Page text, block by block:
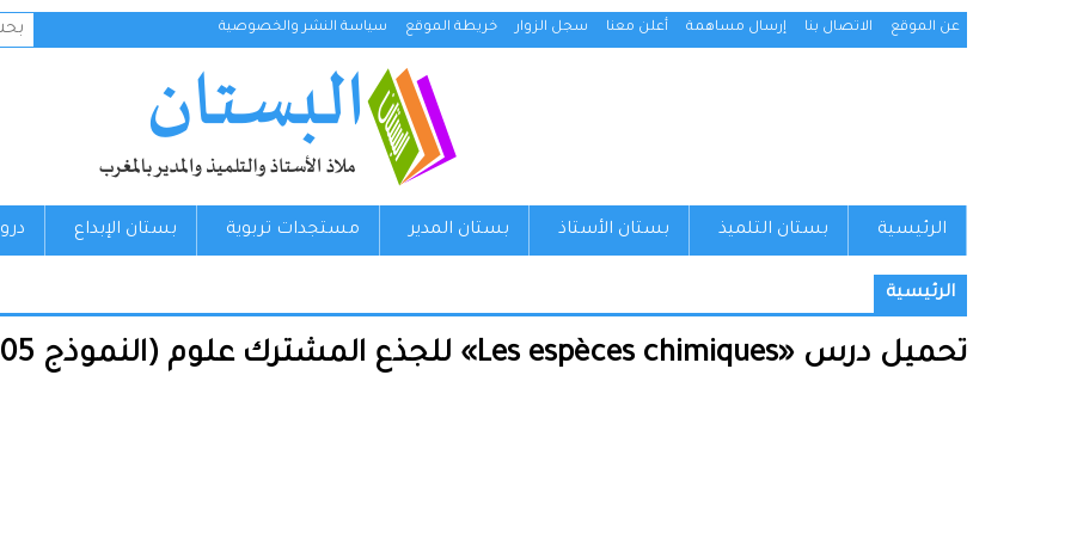
عن الموقع الاتصال بنا إرسال مساهمة أعلن معنا سجل الزوار خريطة الموقع سياسة النشر والخصوصية
عن:
الرئيسية بستان التلميذ بستان الأستاذ بستان المدير مستجدات تربوية بستان الإبداع
الرئيسية
تحميل درس «Les espèces chimiques» للجذع المشترك علوم (النموذج 05)